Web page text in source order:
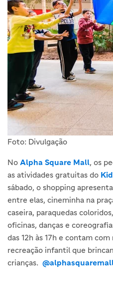
Foto: Divulgação
No Alpha Square Mall, os
as atividades gratuitas do
sábado, o shopping
entre elas, cineminha na
caseira, paraquedas
oficinas, danças e
das 12h às 17h e contam
recreação infantil que
crianças.